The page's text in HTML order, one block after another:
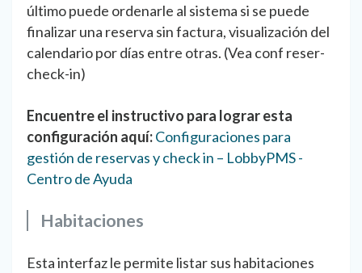
último puede ordenarle al sistema si se puede
finalizar una reserva sin factura, visualización del
calendario por días entre otras. (Vea conf reser-
check-in)
Encuentre el instructivo para lograr esta
configuración aquí:Configuraciones para
gestión de reservas y check in – LobbyPMS -
Centro de Ayuda
Habitaciones
Esta interfaz le permite listar sus habitaciones